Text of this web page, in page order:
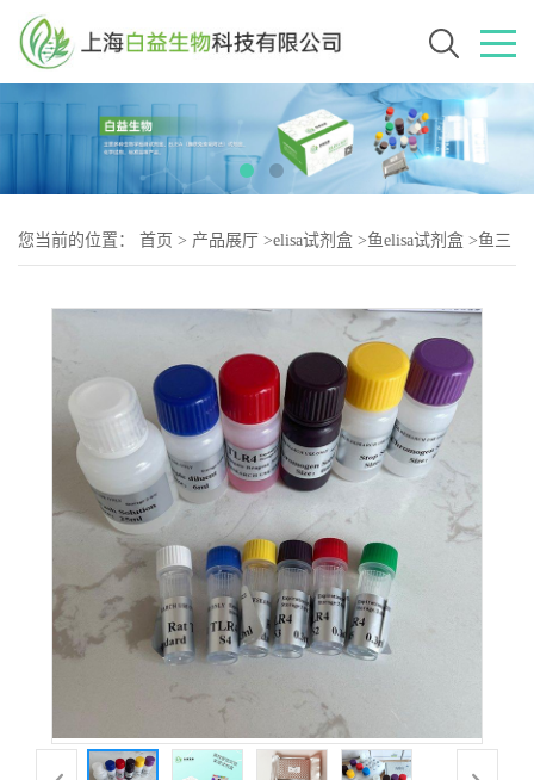
您当前的位置： 首页 > 产品展厅 >elisa试剂盒 >鱼elisa试剂盒 >鱼三